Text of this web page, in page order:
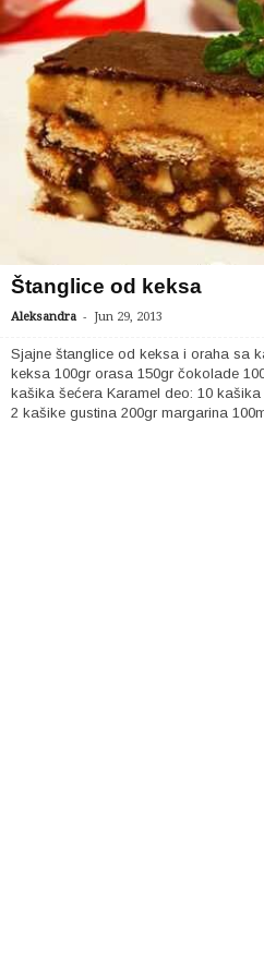
Štanglice od keksa
Aleksandra - Jun 29, 2013
Sjajne štanglice od keksa i oraha sa
keksa 100gr orasa 150gr čokolade
kašika šećera Karamel deo: 10
2 kašike gustina 200gr margarina